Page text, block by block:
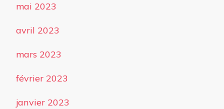
mai 2023
avril 2023
mars 2023
février 2023
janvier 2023